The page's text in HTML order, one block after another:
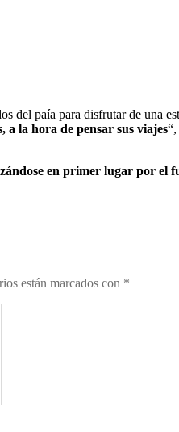
del paía para disfrutar de una
la hora de pensar sus viajes
en primer lugar por el
están marcados con *